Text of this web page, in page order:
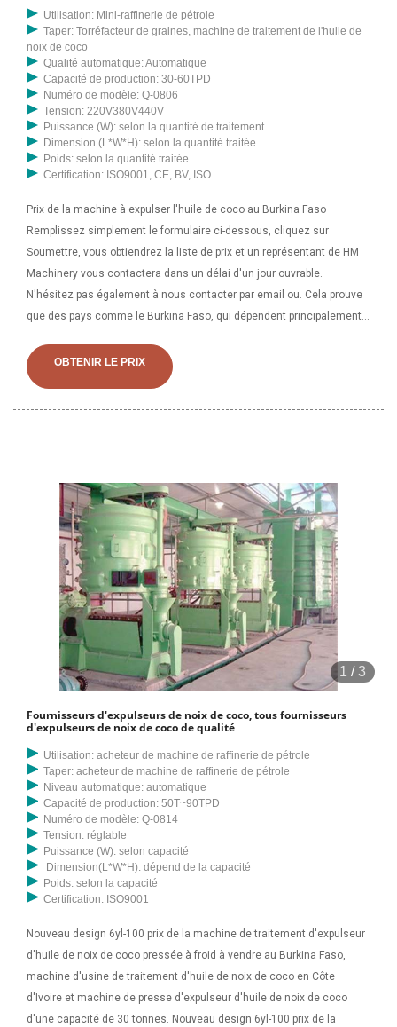
Utilisation: Mini-raffinerie de pétrole
Taper: Torréfacteur de graines, machine de traitement de l'huile de
noix de coco
Qualité automatique: Automatique
Capacité de production: 30-60TPD
Numéro de modèle: Q-0806
Tension: 220V380V440V
Puissance (W): selon la quantité de traitement
Dimension (L*W*H): selon la quantité traitée
Poids: selon la quantité traitée
Certification: ISO9001, CE, BV, ISO
Prix de la machine à expulser l'huile de coco au Burkina Faso
Remplissez simplement le formulaire ci-dessous, cliquez sur
Soumettre, vous obtiendrez la liste de prix et un représentant de HM
Machinery vous contactera dans un délai d'un jour ouvrable.
N'hésitez pas également à nous contacter par email ou. Cela prouve
que des pays comme le Burkina Faso, qui dépendent principalement
que les habitants d’autres pays qui ne consomment pas d’huile de
coco. Démarrer une entreprise de production d'huile de noix de coco
OBTENIR LE PRIX
1 /3
Fournisseurs d'expulseurs de noix de coco, tous fournisseurs
d'expulseurs de noix de coco de qualité
Utilisation: acheteur de machine de raffinerie de pétrole
Taper: acheteur de machine de raffinerie de pétrole
Niveau automatique: automatique
Capacité de production: 50T~90TPD
Numéro de modèle: Q-0814
Tension: réglable
Puissance (W): selon capacité
Dimension(L*W*H): dépend de la capacité
Poids: selon la capacité
Certification: ISO9001
Nouveau design 6yl-100 prix de la machine de traitement d'expulseur
d'huile de noix de coco pressée à froid à vendre au Burkina Faso,
machine d'usine de traitement d'huile de noix de coco en Côte
d'Ivoire et machine de presse d'expulseur d'huile de noix de coco
d'une capacité de 30 tonnes. Nouveau design 6yl-100 prix de la